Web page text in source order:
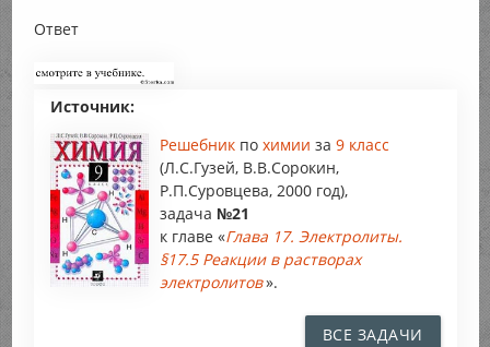
Ответ
Источник:
Решебник по химии за 9 класс
(Л.С.Гузей, В.В.Сорокин,
Р.П.Суровцева, 2000 год),
задача №21
к главе «Глава 17. Электролиты.
§17.5 Реакции в растворах
электролитов».
ВСЕ ЗАДАЧИ